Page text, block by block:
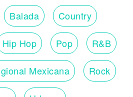
Balada Country
Hip Hop Pop R&B
Mexicana Rock